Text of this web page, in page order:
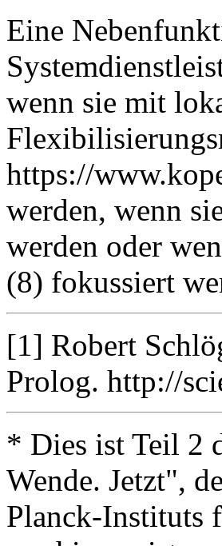
Eine
wenn sie mit
https://
werden, wenn
werden oder
(8) fokussiert
[1] Robert
Prolog. http://
* Dies ist Teil 2
Wende. Jetzt",
Planck-Instituts